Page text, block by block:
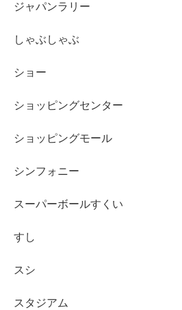
ジャパンラリー
しゃぶしゃぶ
ショー
ショッピングセンター
ショッピングモール
シンフォニー
スーパーボールすくい
すし
スシ
スタジアム